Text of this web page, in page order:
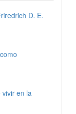
D. E.
vivir en la